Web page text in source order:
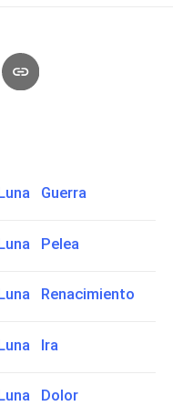
Guerra
Pelea
Renacimiento
Ira
Dolor